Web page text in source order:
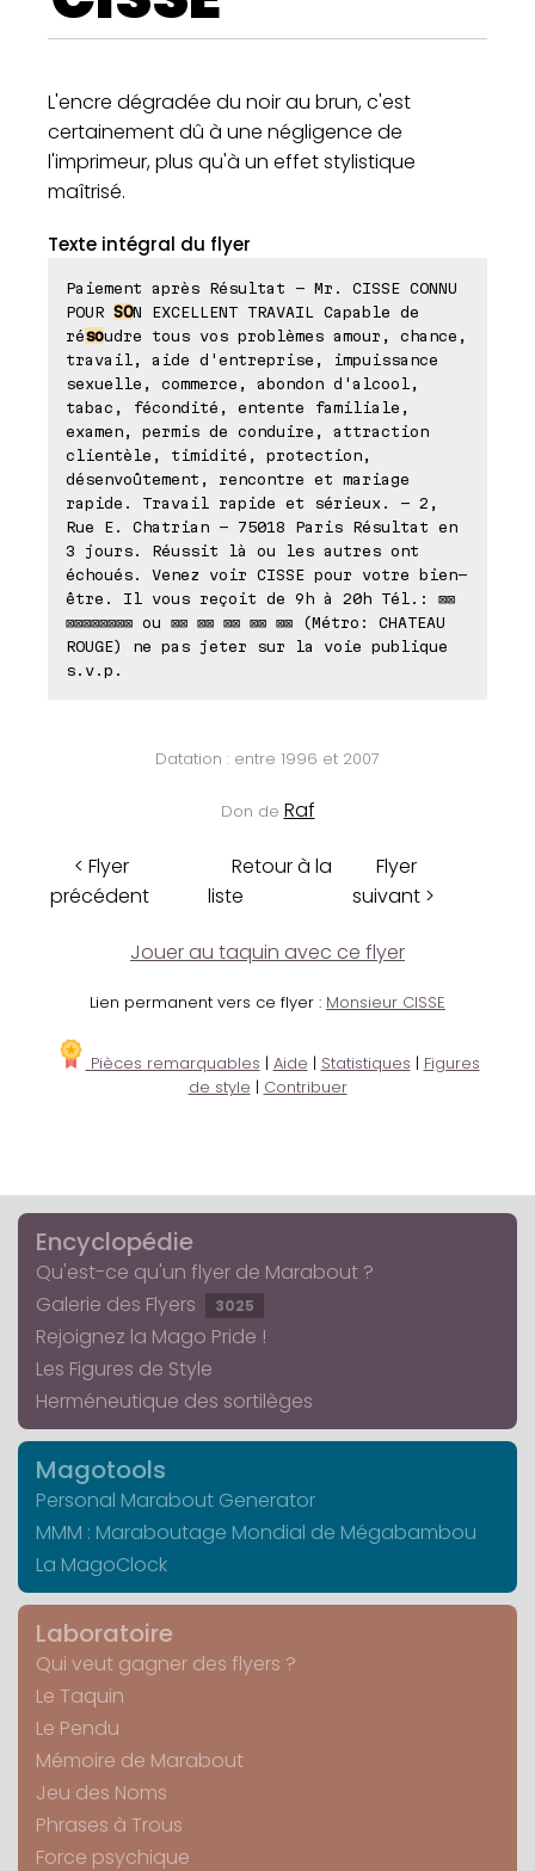
L'encre dégradée du noir au brun, c'est
certainement dû à une négligence de
l'imprimeur, plus qu'à un effet stylistique
maîtrisé.
Texte intégral du flyer
Paiement après Résultat - Mr. CISSE CONNU
POUR SON EXCELLENT TRAVAIL Capable de
résoudre tous vos problèmes amour, chance,
travail, aide d'entreprise, impuissance
sexuelle, commerce, abondon d'alcool,
tabac, fécondité, entente familiale,
examen, permis de conduire, attraction
clientèle, timidité, protection,
désenvoûtement, rencontre et mariage
rapide. Travail rapide et sérieux. - 2,
Rue E. Chatrian - 75018 Paris Résultat en
3 jours. Réussit là ou les autres ont
échoués. Venez voir CISSE pour votre bien-
être. Il vous reçoit de 9h à 20h Tél.: ⊠⊠
⊠⊠⊠⊠⊠⊠⊠⊠ ou ⊠⊠ ⊠⊠ ⊠⊠ ⊠⊠ ⊠⊠ (Métro: CHATEAU
ROUGE) ne pas jeter sur la voie publique
s.v.p.
Datation : entre 1996 et 2007
Don de Raf
< Flyer
précédent
Retour à la
liste
Flyer
suivant >
Jouer au taquin avec ce flyer
Lien permanent vers ce flyer : Monsieur CISSE
Pièces remarquables | Aide | Statistiques | Figures
de style | Contribuer
Encyclopédie
Qu'est-ce qu'un flyer de Marabout ?
Galerie des Flyers
3025
Rejoignez la Mago Pride !
Les Figures de Style
Herméneutique des sortilèges
Magotools
Personal Marabout Generator
MMM : Maraboutage Mondial de Mégabambou
La MagoClock
Laboratoire
Qui veut gagner des flyers ?
Le Taquin
Le Pendu
Mémoire de Marabout
Jeu des Noms
Phrases à Trous
Force psychique